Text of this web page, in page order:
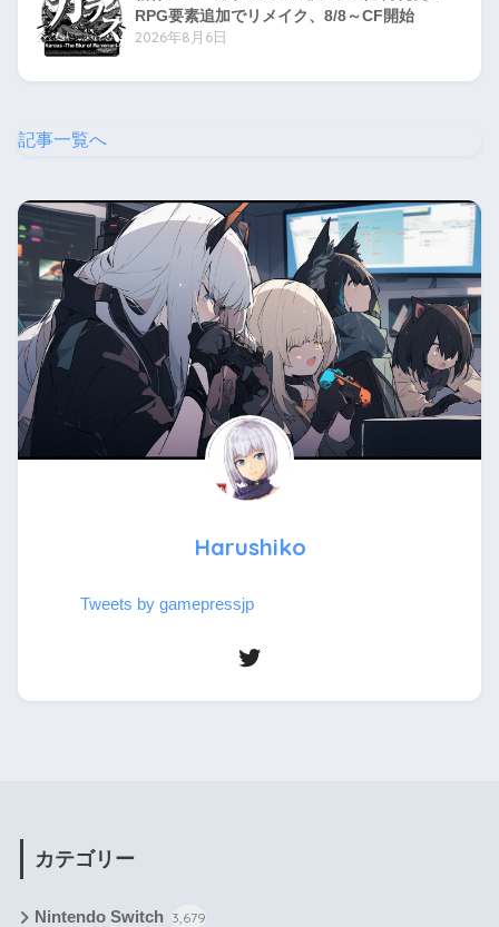
RPG要素追加でリメイク、8/8～CF開始
2026年8月6日
記事一覧へ
Harushiko
Tweets by gamepressjp
カテゴリー
Nintendo Switch 3,679